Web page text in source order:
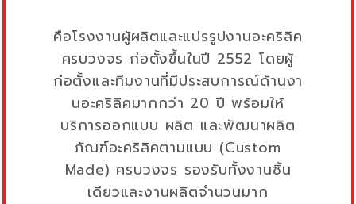
คือโรงงานผู้ผลิตและแปรรูปงานอะคริลิค
ครบวงจร ก่อตั้งขึ้นในปี 2552 โดยผู้
ก่อตั้งและทีมงานที่มีประสบการณ์ด้านงา
นอะคริลิคมากกว่า 20 ปี พร้อมให้
บริการออกแบบ ผลิต และพัฒนาผลิต
ภัณฑ์อะคริลิคตามแบบ (Custom
Made) ครบวงจร รองรับทั้งงานชิ้น
เดียวและงานผลิตจำนวนมาก